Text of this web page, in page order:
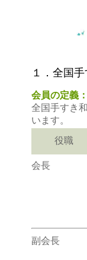
１．全国
会員の定義：
全国手すき
います。
役職
会長
副会長